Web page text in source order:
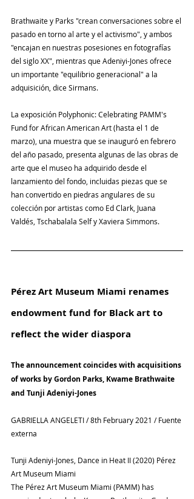
Brathwaite y Parks "crean conversaciones sobre el
pasado en torno al arte y el activismo", y ambos
"encajan en nuestras posesiones en fotografías
del siglo XX", mientras que Adeniyi-Jones ofrece
un importante "equilibrio generacional" a la
adquisición, dice Sirmans.
La exposición Polyphonic: Celebrating PAMM's
Fund for African American Art (hasta el 1 de
marzo), una muestra que se inauguró en febrero
del año pasado, presenta algunas de las obras de
arte que el museo ha adquirido desde el
lanzamiento del fondo, incluidas piezas que se
han convertido en piedras angulares de su
colección por artistas como Ed Clark, Juana
Valdés, Tschabalala Self y Xaviera Simmons.
Pérez Art Museum Miami renames
endowment fund for Black art to
reflect the wider diaspora
The announcement coincides with acquisitions
of works by Gordon Parks, Kwame Brathwaite
and Tunji Adeniyi-Jones
GABRIELLA ANGELETI / 8th February 2021 / Fuente
externa
Tunji Adeniyi-Jones, Dance in Heat II (2020) Pérez
Art Museum Miami
The Pérez Art Museum Miami (PAMM) has